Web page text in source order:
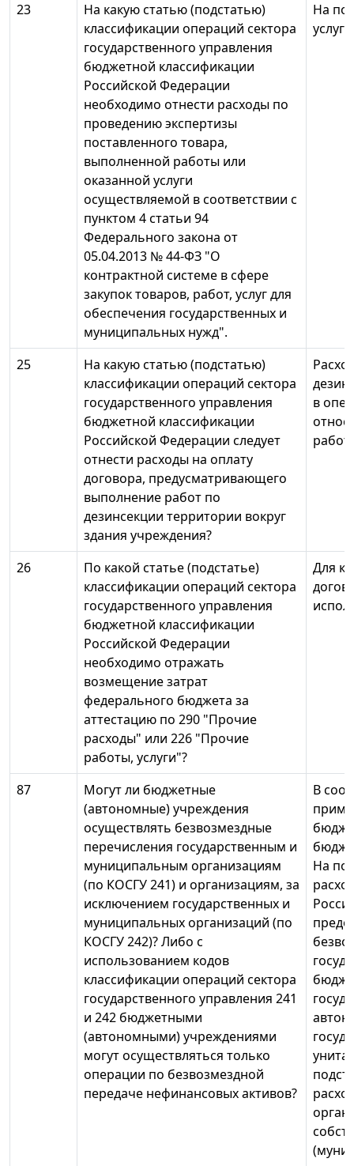
23
На какую статью (подстатью)
классификации операций сектора
государственного управления
бюджетной классификации
Российской Федерации
необходимо отнести расходы по
проведению экспертизы
поставленного товара,
выполненной работы или
оказанной услуги
осуществляемой в соответствии с
пунктом 4 статьи 94
Федерального закона от
05.04.2013 № 44-ФЗ "О
контрактной системе в сфере
закупок товаров, работ, услуг для
обеспечения государственных и
муниципальных нужд".
На
25
На какую статью (подстатью)
классификации операций сектора
государственного управления
бюджетной классификации
Российской Федерации следует
отнести расходы на оплату
договора, предусматривающего
выполнение работ по
дезинсекции территории вокруг
здания учреждения?
в
26
По какой статье (подстатье)
классификации операций сектора
государственного управления
бюджетной классификации
Российской Федерации
необходимо отражать
возмещение затрат
федерального бюджета за
аттестацию по 290 "Прочие
расходы" или 226 "Прочие
работы, услуги"?
Для
87
Могут ли бюджетные
(автономные) учреждения
осуществлять безвозмездные
перечисления государственным и
муниципальным организациям
(по КОСГУ 241) и организациям, за
исключением государственных и
муниципальных организаций (по
КОСГУ 242)? Либо с
использованием кодов
классификации операций сектора
государственного управления 241
и 242 бюджетными
(автономными) учреждениями
могут осуществляться только
операции по безвозмездной
передаче нефинансовых активов?
В
На